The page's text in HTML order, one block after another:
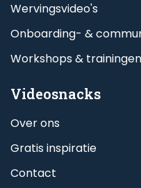
Wervingsvideo's
Onboarding- &
Workshops & trainingen
Videosnacks
Over ons
Gratis inspiratie
Contact